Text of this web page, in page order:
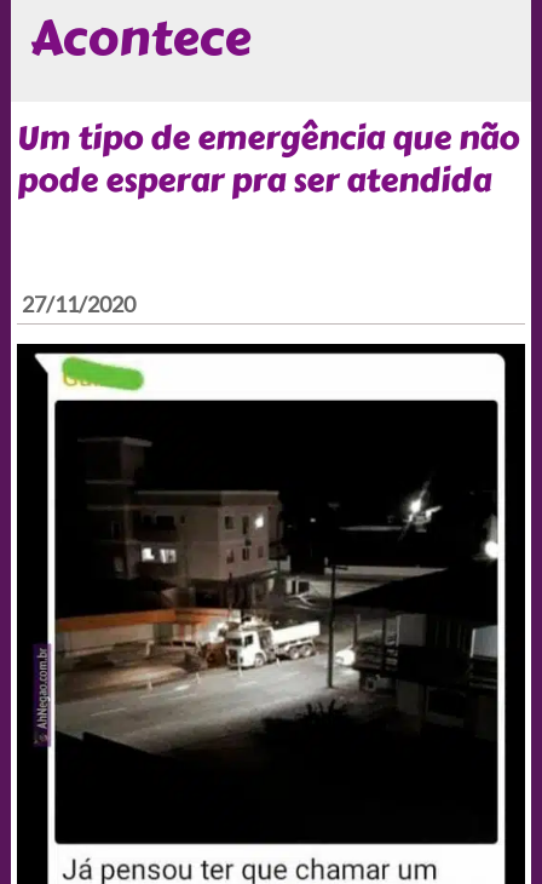
Acontece
Um tipo de emergência que não
pode esperar pra ser atendida
27/11/2020